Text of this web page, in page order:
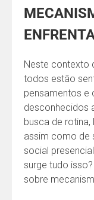
Neste contexto
todos estão
pensamentos e
desconhecidos
busca de rotina,
assim como de
social
surge tudo
sobre